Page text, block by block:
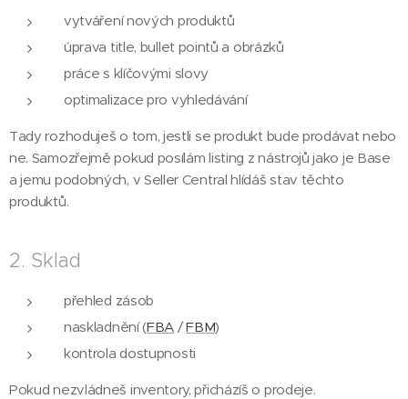
vytváření nových produktů
úprava title, bullet pointů a obrázků
práce s klíčovými slovy
optimalizace pro vyhledávání
Tady rozhoduješ o tom, jestli se produkt bude prodávat nebo
ne. Samozřejmě pokud posílám listing z nástrojů jako je Base
a jemu podobných, v Seller Central hlídáš stav těchto
produktů.
2. Sklad
přehled zásob
naskladnění (FBA /FBM)
kontrola dostupnosti
Pokud nezvládneš inventory, přicházíš o prodeje.